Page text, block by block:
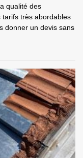
qualité des
très abordables
donner un devis sans